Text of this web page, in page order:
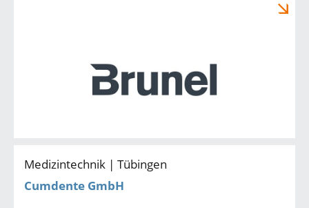
Medizintechnik | Tübingen
Cumdente GmbH